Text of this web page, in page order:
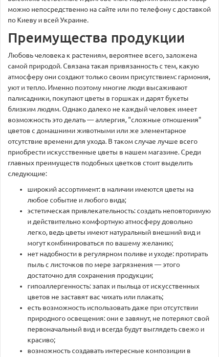
можно непосредственно на сайте или по телефону с доставкой
по Киеву и всей Украине.
Преимущества продукции
Любовь человека к растениям, вероятнее всего, заложена
самой природой. Связана такая привязанность с тем, какую
атмосферу они создают только своим присутствием: гармония,
уют и тепло. Именно поэтому многие люди высаживают
палисадники, покупают цветы в горшках и дарят букеты
близким людям. Однако далеко не каждый человек имеет
возможность это делать — аллергия, "сложные отношения"
цветов с домашними животными или же элементарное
отсутствие времени для ухода. В таком случае лучше всего
приобрести искусственные цветы в нашем магазине. Среди
главных преимуществ подобных цветков стоит выделить
следующие:
широкий ассортимент: в наличии имеются цветы на
любое событие и любого вида;
эстетическая привлекательность: создать неповторимую
и действительно комфортную атмосферу довольно
легко, ведь цветы имеют натуральный внешний вид и
могут комбинироваться по вашему желанию;
нет надобности в регулярном поливе и уходе: протирать
пыль с листочков по мере загрязнения — этого
достаточно для сохранения продукции;
гипоаллергенность: запах и пыльца от искусственных
цветов не заставят вас чихать или плакать;
есть возможность использовать даже при отсутствии
природного освещения: они е завянут, не потеряют свой
первоначальный вид и всегда будут выглядеть свежо и
красиво;
возможность создавать интересные композиции в